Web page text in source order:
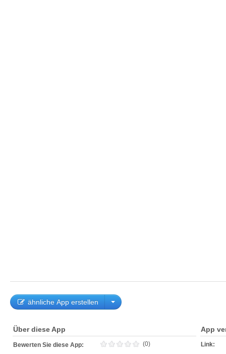
ähnliche App erstellen
Über diese App
Bewerten Sie diese App: (0)
App
Link: